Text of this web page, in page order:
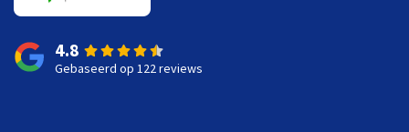
4.8
Gebaseerd op 122 reviews